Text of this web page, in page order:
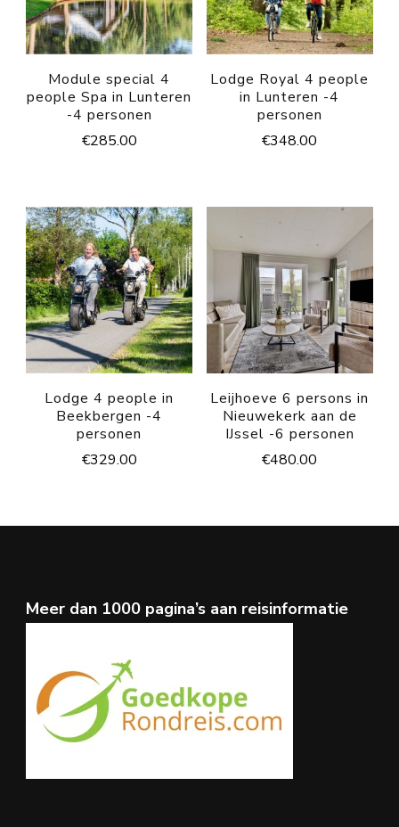
Module special 4
people Spa in Lunteren
-4 personen
€285.00
Lodge Royal 4 people
in Lunteren -4
personen
€348.00
Lodge 4 people in
Beekbergen -4
personen
€329.00
Leijhoeve 6 persons in
Nieuwekerk aan de
IJssel -6 personen
€480.00
Meer dan 1000 pagina’s aan reisinformatie